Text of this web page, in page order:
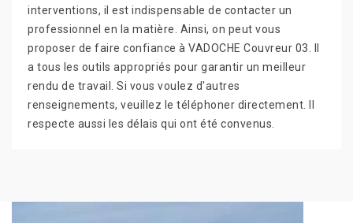
interventions, il est indispensable de contacter un
professionnel en la matière. Ainsi, on peut vous
proposer de faire confiance à VADOCHE Couvreur 03. Il
a tous les outils appropriés pour garantir un meilleur
rendu de travail. Si vous voulez d'autres
renseignements, veuillez le téléphoner directement. Il
respecte aussi les délais qui ont été convenus.